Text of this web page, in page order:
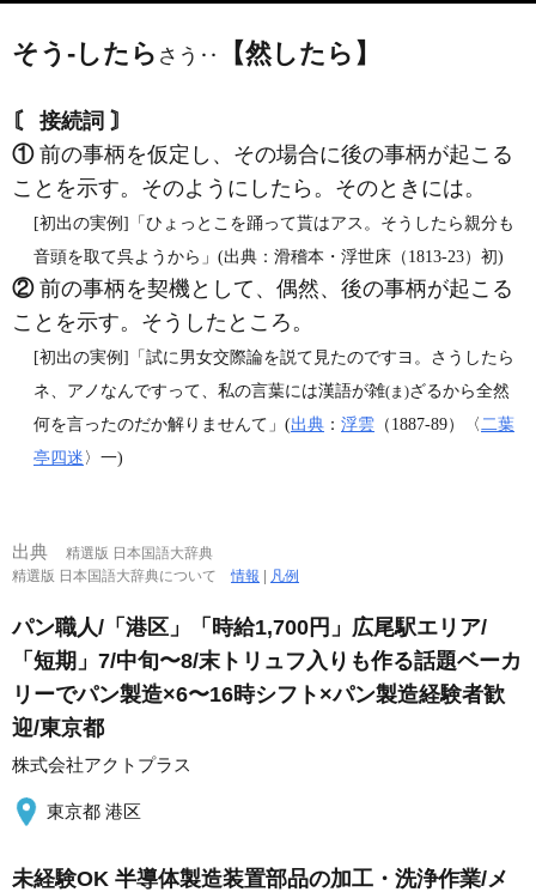
そう‐したら さう‥ 【然したら】
〘 接続詞 〙
①前の事柄を仮定し、その場合に後の事柄が起こる
ことを示す。そのようにしたら。そのときには。
[初出の実例]「ひょっとこを踊って貰はアス。そうしたら親分も
音頭を取て呉ようから」(出典：滑稽本・浮世床（1813‐23）初)
②前の事柄を契機として、偶然、後の事柄が起こる
ことを示す。そうしたところ。
[初出の実例]「試に男女交際論を説て見たのですヨ。さうしたら
ネ、アノなんですって、私の言葉には漢語が雑(ま)ざるから全然
何を言ったのだか解りませんて」(出典 ： 浮雲 （1887‐89）〈 二葉
亭四迷〉一)
出典
精選版 日本国語大辞典
精選版 日本国語大辞典について情報 | 凡例
パン職人/「港区」「時給1,700円」広尾駅エリア/
「短期」7/中旬〜8/末トリュフ入りも作る話題ベーカ
リーでパン製造×6〜16時シフト×パン製造経験者歓
迎/東京都
株式会社アクトプラス
東京都 港区
未経験OK 半導体製造装置部品の加工・洗浄作業/メ